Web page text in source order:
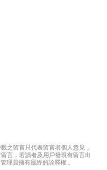
之留言只代表留言者個人意見，
言，若讀者及用戶發現有留言出
理員擁有最終的詮釋權 。